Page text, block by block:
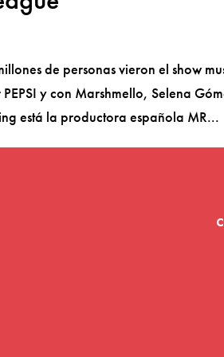
de personas vieron el show
y con Marshmello, Selena
está la productora española MR...